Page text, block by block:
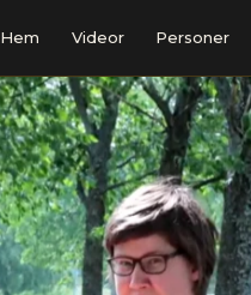
Hem Videor Personer